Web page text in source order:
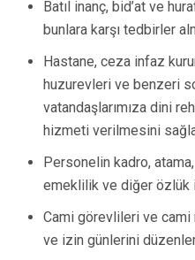
Batıl inanç, bid’at ve
bunlara karşı tedbirler
Hastane, ceza infaz
huzurevleri ve benzeri
vatandaşlarımıza dini
hizmeti verilmesini
Personelin kadro,
emeklilik ve diğer özlük
Cami görevlileri ve
ve izin günlerini